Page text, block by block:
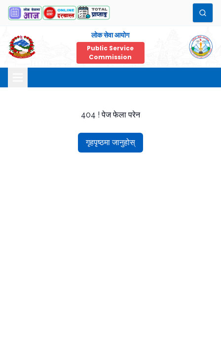
लोक सेवा आयोग
Public Service
Commission
404 ! पेज फेला परेन
गृहपृष्ठमा जानुहोस्